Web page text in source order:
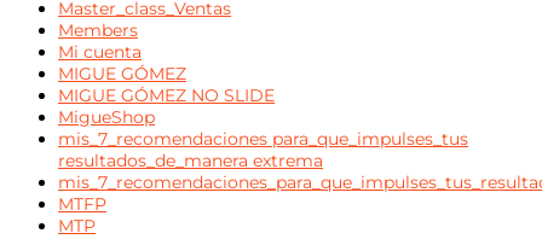
Master_class_Ventas
Members
Mi cuenta
MIGUE GÓMEZ
MIGUE GÓMEZ NO SLIDE
MigueShop
mis_7_recomendaciones para_que_impulses_tus
resultados_de_manera extrema
MTFP
MTP